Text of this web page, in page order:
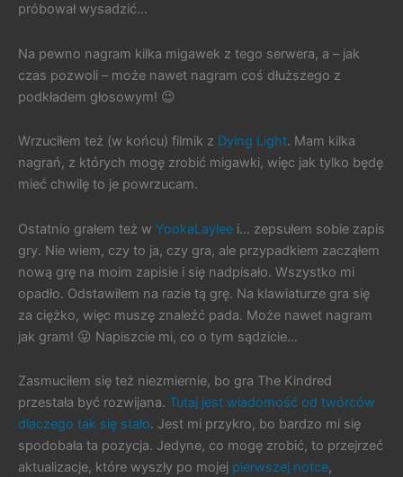
próbował wysadzić…
Na pewno nagram kilka migawek z tego serwera, a – jak
czas pozwoli – może nawet nagram coś dłuższego z
podkładem głosowym! 😉
Wrzuciłem też (w końcu) filmik z Dying Light. Mam kilka
nagrań, z których mogę zrobić migawki, więc jak tylko będę
mieć chwilę to je powrzucam.
Ostatnio grałem też w YookaLaylee i… zepsułem sobie zapis
gry. Nie wiem, czy to ja, czy gra, ale przypadkiem zacząłem
nową grę na moim zapisie i się nadpisało. Wszystko mi
opadło. Odstawiłem na razie tą grę. Na klawiaturze gra się
za ciężko, więc muszę znaleźć pada. Może nawet nagram
jak gram! 😛 Napiszcie mi, co o tym sądzicie…
Zasmuciłem się też niezmiernie, bo gra The Kindred
przestała być rozwijana. Tutaj jest wiadomość od twórców
dlaczego tak się stało. Jest mi przykro, bo bardzo mi się
spodobała ta pozycja. Jedyne, co mogę zrobić, to przejrzeć
aktualizacje, które wyszły po mojej pierwszej notce,